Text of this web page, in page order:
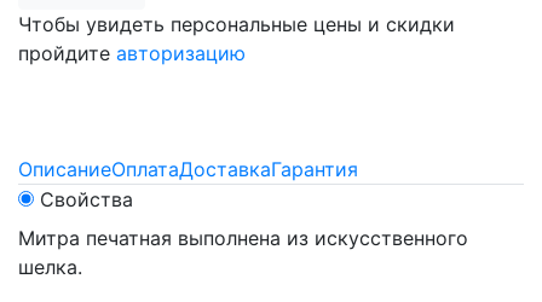
Чтобы увидеть персональные цены и скидки
пройдите авторизацию
ОписаниеОплатаДоставкаГарантия
Свойства
Митра печатная выполнена из искусственного
шелка.